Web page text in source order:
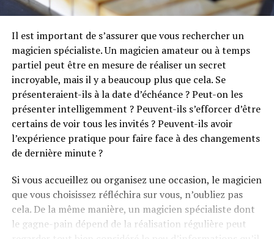
Il est important de s’assurer que vous rechercher un
magicien spécialiste. Un magicien amateur ou à temps
partiel peut être en mesure de réaliser un secret
incroyable, mais il y a beaucoup plus que cela. Se
présenteraient-ils à la date d’échéance ? Peut-on les
présenter intelligemment ? Peuvent-ils s’efforcer d’être
certains de voir tous les invités ? Peuvent-ils avoir
l’expérience pratique pour faire face à des changements
de dernière minute ?
Si vous accueillez ou organisez une occasion, le magicien
que vous choisissez réfléchira sur vous, n’oubliez pas
cela. De la même manière, un magicien spécialiste dont
le gagne-pain dépend de la réalisation régulière peut